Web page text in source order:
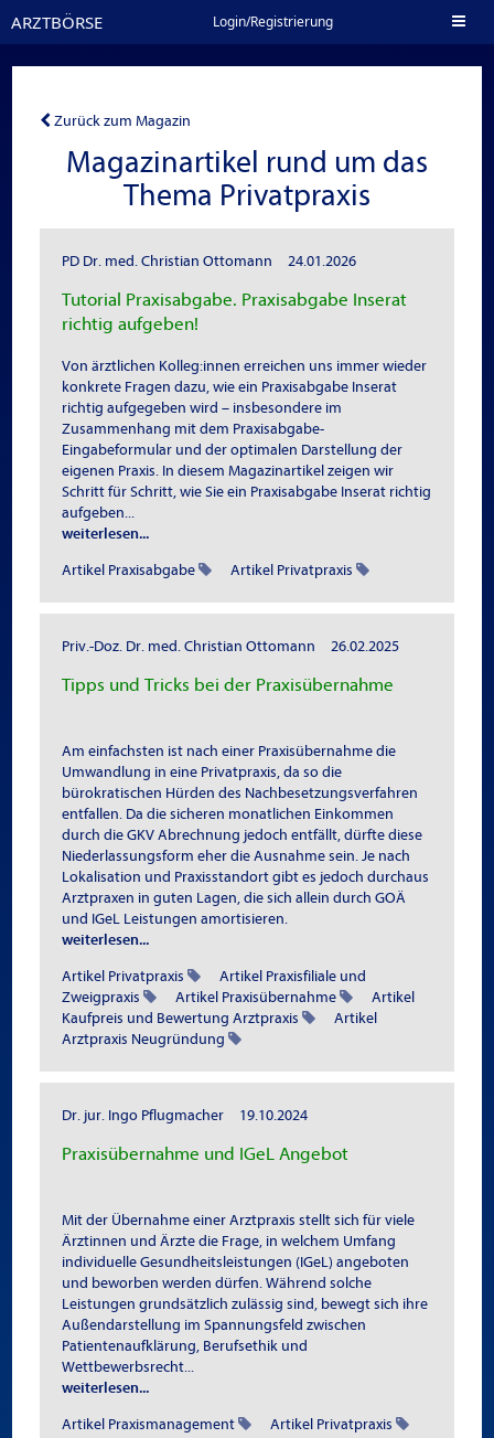
ARZTBÖRSE Login/Registrierung
Zurück zum Magazin
Magazinartikel rund um das
Thema Privatpraxis
PD Dr. med. Christian Ottomann 24.01.2026
Tutorial Praxisabgabe. Praxisabgabe Inserat
richtig aufgeben!
Von ärztlichen Kolleg:innen erreichen uns immer wieder
konkrete Fragen dazu, wie ein Praxisabgabe Inserat
richtig aufgegeben wird – insbesondere im
Zusammenhang mit dem Praxisabgabe-
Eingabeformular und der optimalen Darstellung der
eigenen Praxis. In diesem Magazinartikel zeigen wir
Schritt für Schritt, wie Sie ein Praxisabgabe Inserat richtig
aufgeben...
weiterlesen...
Artikel Praxisabgabe
Artikel Privatpraxis
Priv.-Doz. Dr. med. Christian Ottomann 26.02.2025
Tipps und Tricks bei der Praxisübernahme
Am einfachsten ist nach einer Praxisübernahme die
Umwandlung in eine Privatpraxis, da so die
bürokratischen Hürden des Nachbesetzungsverfahren
entfallen. Da die sicheren monatlichen Einkommen
durch die GKV Abrechnung jedoch entfällt, dürfte diese
Niederlassungsform eher die Ausnahme sein. Je nach
Lokalisation und Praxisstandort gibt es jedoch durchaus
Arztpraxen in guten Lagen, die sich allein durch GOÄ
und IGeL Leistungen amortisieren.
weiterlesen...
Artikel Privatpraxis
Artikel Praxisfiliale und
Zweigpraxis
Artikel Praxisübernahme
Artikel
Kaufpreis und Bewertung Arztpraxis
Artikel
Arztpraxis Neugründung
Dr. jur. Ingo Pflugmacher 19.10.2024
Praxisübernahme und IGeL Angebot
Mit der Übernahme einer Arztpraxis stellt sich für viele
Ärztinnen und Ärzte die Frage, in welchem Umfang
individuelle Gesundheitsleistungen (IGeL) angeboten
und beworben werden dürfen. Während solche
Leistungen grundsätzlich zulässig sind, bewegt sich ihre
Außendarstellung im Spannungsfeld zwischen
Patientenaufklärung, Berufsethik und
Wettbewerbsrecht...
weiterlesen...
Artikel Praxismanagement
Artikel Privatpraxis